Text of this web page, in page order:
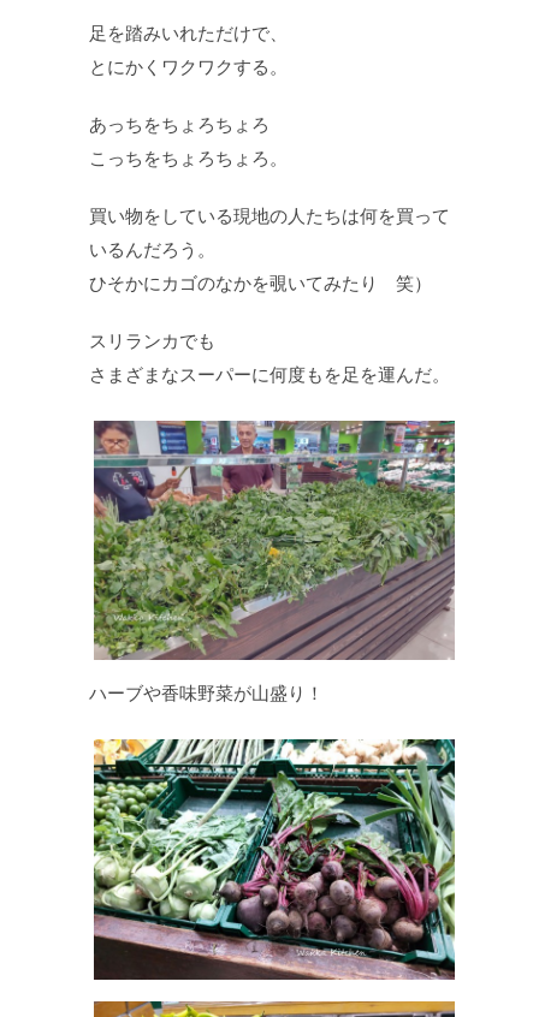
足を踏みいれただけで、
とにかくワクワクする。
あっちをちょろちょろ
こっちをちょろちょろ。
買い物をしている現地の人たちは何を買って
いるんだろう。
ひそかにカゴのなかを覗いてみたり 笑）
スリランカでも
さまざまなスーパーに何度もを足を運んだ。
ハーブや香味野菜が山盛り！